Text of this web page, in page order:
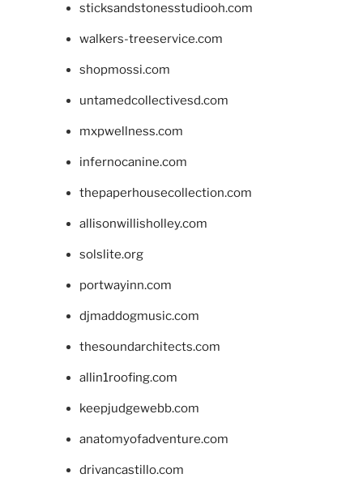
sticksandstonesstudiooh.com
walkers-treeservice.com
shopmossi.com
untamedcollectivesd.com
mxpwellness.com
infernocanine.com
thepaperhousecollection.com
allisonwillisholley.com
solslite.org
portwayinn.com
djmaddogmusic.com
thesoundarchitects.com
allin1roofing.com
keepjudgewebb.com
anatomyofadventure.com
drivancastillo.com